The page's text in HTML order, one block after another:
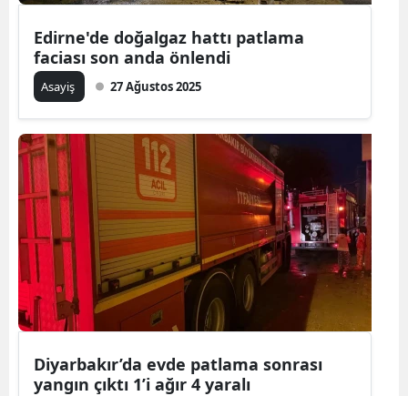
Edirne'de doğalgaz hattı patlama
faciası son anda önlendi
Asayiş 27 Ağustos 2025
Diyarbakır’da evde patlama sonrası
yangın çıktı 1’i ağır 4 yaralı